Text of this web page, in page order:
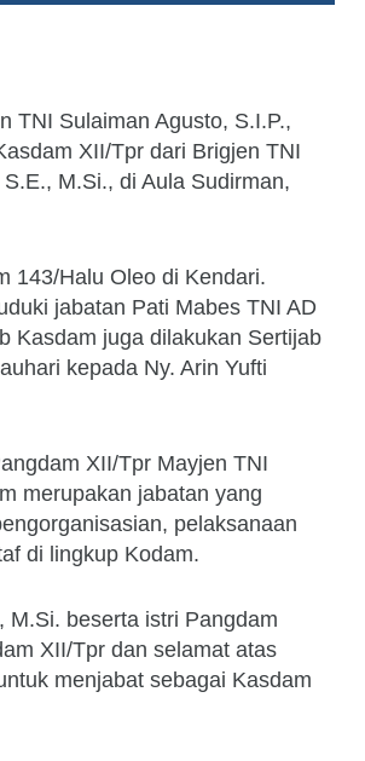
TNI Sulaiman Agusto, S.I.P.,
XII/Tpr dari Brigjen TNI
M.Si., di Aula Sudirman,
143/Halu Oleo di Kendari.
jabatan Pati Mabes TNI AD
Kasdam juga dilakukan Sertijab
kepada Ny. Arin Yufti
XII/Tpr Mayjen TNI
merupakan jabatan yang
pelaksanaan
di lingkup Kodam.
M.Si. beserta istri Pangdam
XII/Tpr dan selamat atas
menjabat sebagai Kasdam